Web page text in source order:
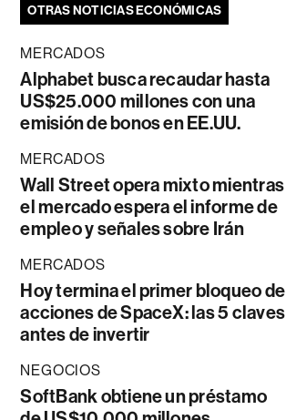
OTRAS NOTICIAS ECONÓMICAS
MERCADOS
Alphabet busca recaudar hasta
US$25.000 millones con una
emisión de bonos en EE.UU.
MERCADOS
Wall Street opera mixto mientras
el mercado espera el informe de
empleo y señales sobre Irán
MERCADOS
Hoy termina el primer bloqueo de
acciones de SpaceX: las 5 claves
antes de invertir
NEGOCIOS
SoftBank obtiene un préstamo